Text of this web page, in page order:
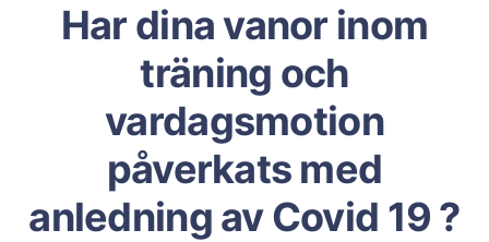
Har dina vanor inom
träning och
vardagsmotion
påverkats med
anledning av Covid 19 ?